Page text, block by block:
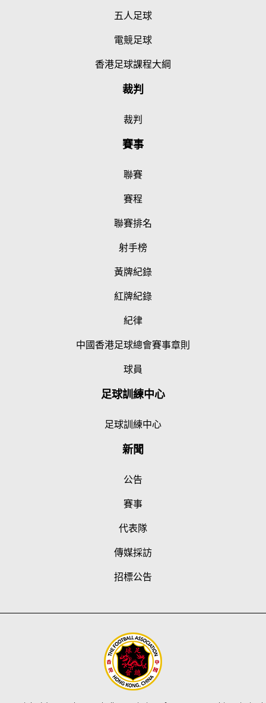
五人足球
電競足球
香港足球課程大綱
裁判
裁判
賽事
聯賽
賽程
聯賽排名
射手榜
黃牌紀錄
紅牌紀錄
紀律
中國香港足球總會賽事章則
球員
足球訓練中心
足球訓練中心
新聞
公告
賽事
代表隊
傳媒採訪
招標公告